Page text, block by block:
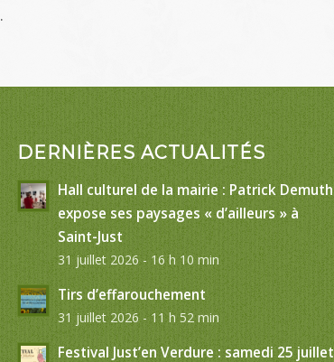
.
DERNIÈRES ACTUALITÉS
Hall culturel de la mairie : Patrick Demuth
expose ses paysages « d’ailleurs » à
Saint-Just
31 juillet 2026 - 16 h 10 min
Tirs d’effarouchement
31 juillet 2026 - 11 h 52 min
Festival Just’en Verdure : samedi 25 juillet